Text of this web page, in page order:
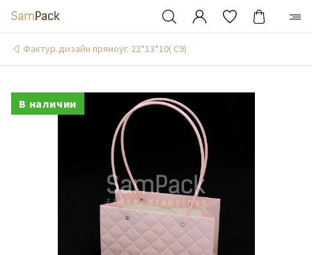
Фактур.дизайн прямоуг. 22*13*10( С9)
В наличии